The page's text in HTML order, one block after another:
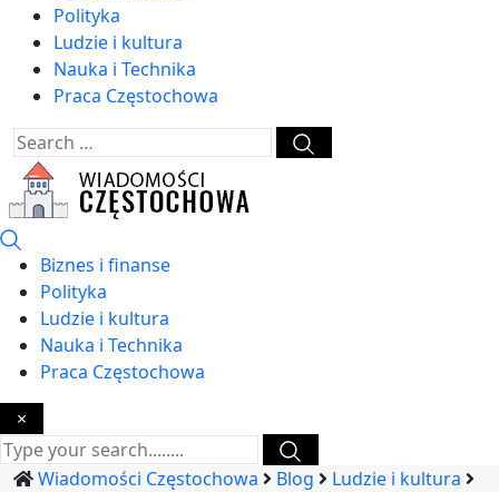
Polityka
Ludzie i kultura
Nauka i Technika
Praca Częstochowa
Biznes i finanse
Polityka
Ludzie i kultura
Nauka i Technika
Praca Częstochowa
×
Wiadomości Częstochowa Blog
Ludzie i kultura